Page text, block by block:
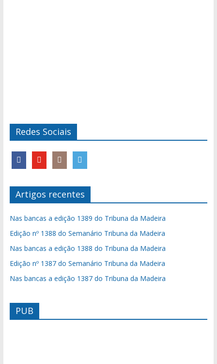
Redes Sociais
Artigos recentes
Nas bancas a edição 1389 do Tribuna da Madeira
Edição nº 1388 do Semanário Tribuna da Madeira
Nas bancas a edição 1388 do Tribuna da Madeira
Edição nº 1387 do Semanário Tribuna da Madeira
Nas bancas a edição 1387 do Tribuna da Madeira
PUB